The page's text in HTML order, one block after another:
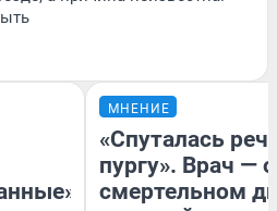
МНЕНИЕ
«Спуталась
пургу». Врач — о
смертельном